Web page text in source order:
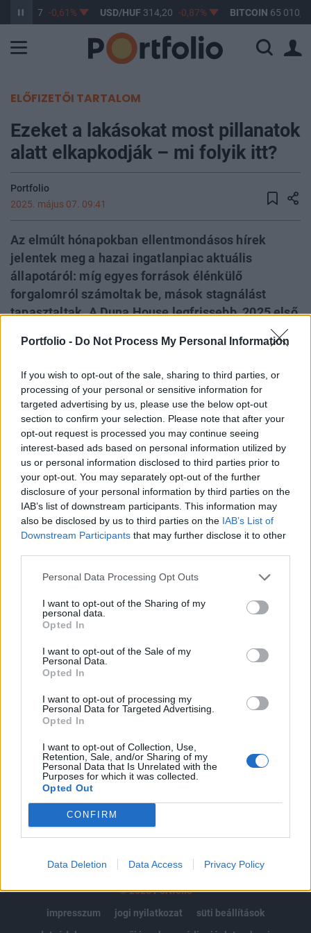
Portfolio - Do Not Process My Personal Information
If you wish to opt-out of the sale, sharing to third parties, or
processing of your personal or sensitive information for
targeted advertising by us, please use the below opt-out
section to confirm your selection. Please note that after your
opt-out request is processed you may continue seeing
interest-based ads based on personal information utilized by
us or personal information disclosed to third parties prior to
your opt-out. You may separately opt-out of the further
disclosure of your personal information by third parties on the
IAB’s list of downstream participants. This information may
also be disclosed by us to third parties on the IAB’s List of
Downstream Participants that may further disclose it to other
Personal Data Processing Opt Outs
I want to opt-out of the Sharing of my
personal data.
Opted In
I want to opt-out of the Sale of my
Personal Data.
Opted In
I want to opt-out of processing my
Personal Data for Targeted Advertising.
Opted In
I want to opt-out of Collection, Use,
Retention, Sale, and/or Sharing of my
Personal Data that Is Unrelated with the
Purposes for which it was collected.
Opted Out
CONFIRM
Data Deletion Data Access Privacy Policy
363,17 -0,61% USD/HUF 314,20 -0,87% BITCOIN 65 010,86
ELŐFIZETŐI TARTALOM
Ezeket a lakásokat most pillanatok
alatt elkapkodják – mi folyik itt?
Portfolio
2025. május 07. 09:41
Az elmúlt hónapokban ellentmondásos hírek
jelentek meg a hazai ingatlanpiac aktuális
állapotáról: míg egyes források élénkülő
forgalomról számoltak be, mások stagnálást
tapasztaltak. A Duna House legfrissebb, 2025 első
negyedévére vonatkozó elemzése szerint mindkét
jelenség érvényes: a piac fővárosi és vidéki
a cég közleménye.
Property Investment Forum 2026A hazai ingatlanpiac
legnagyobb üzleti és networking találkozója! Idén a 22.
alkalommal!Információ és jelentkezésAz ingatlanpiac
országos dinamikája szegmensenként és régiónként
jelentősen eltér. Amíg a korszerű, jó elhelyezkedésű és
versenyképes árazású lakások gyorsan gazdára találtak, a
nem megfelelően árazott, korszerűtlen vagy nehezebben...
KEDVES OLVASÓNK!
A keresett cikk a portfolio.hu hírarchívumához
tartozik, melynek olvasása előfizetéses
regisztrációhoz kötött.
Az előfizetés a következőket tartalmazza:
Portfolio.hu teljes cikkarchívum
Kötéslisták: BÉT elmúlt 2 év napon belüli
kötéslistái
MÁR ELŐFIZETŐNK VAGY?BEJELENTKEZÉS
© 2026 Portfolio
impresszum
jogi nyilatkozat
süti beállítások